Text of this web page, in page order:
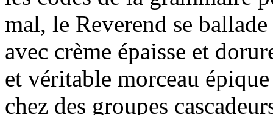
mal, le Reverend se
avec crème épaisse et
et véritable morceau
chez des groupes